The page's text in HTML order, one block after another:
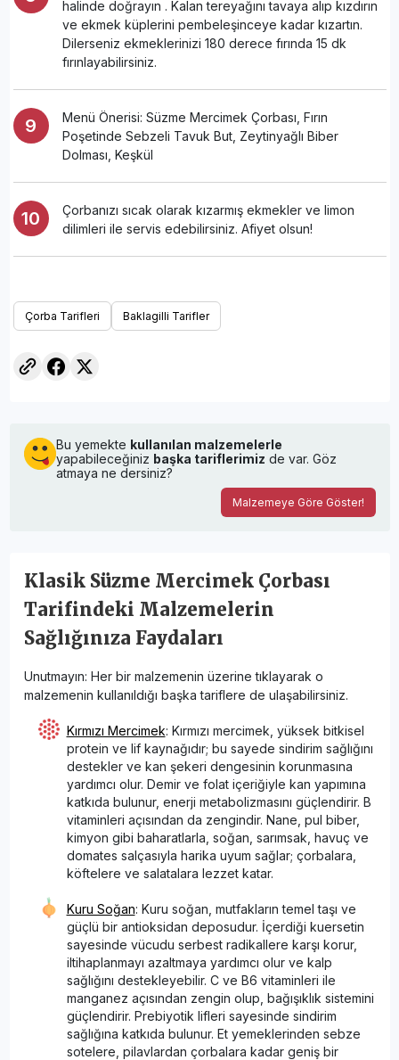
halinde doğrayın . Kalan tereyağını tavaya alıp kızdırın
ve ekmek küplerini pembeleşinceye kadar kızartın.
Dilerseniz ekmeklerinizi 180 derece fırında 15 dk
fırınlayabilirsiniz.
Menü Önerisi: Süzme Mercimek Çorbası, Fırın
Poşetinde Sebzeli Tavuk But, Zeytinyağlı Biber
Dolması, Keşkül
Çorbanızı sıcak olarak kızarmış ekmekler ve limon
dilimleri ile servis edebilirsiniz. Afiyet olsun!
Çorba Tarifleri Baklagilli Tarifler
Bu yemekte kullanılan malzemelerle
yapabileceğiniz başka tariflerimiz de var. Göz
atmaya ne dersiniz?
Malzemeye Göre Göster!
Klasik Süzme Mercimek Çorbası
Tarifindeki Malzemelerin
Sağlığınıza Faydaları
Unutmayın: Her bir malzemenin üzerine tıklayarak o
malzemenin kullanıldığı başka tariflere de ulaşabilirsiniz.
Kırmızı Mercimek: Kırmızı mercimek, yüksek bitkisel
protein ve lif kaynağıdır; bu sayede sindirim sağlığını
destekler ve kan şekeri dengesinin korunmasına
yardımcı olur. Demir ve folat içeriğiyle kan yapımına
katkıda bulunur, enerji metabolizmasını güçlendirir. B
vitaminleri açısından da zengindir. Nane, pul biber,
kimyon gibi baharatlarla, soğan, sarımsak, havuç ve
domates salçasıyla harika uyum sağlar; çorbalara,
köftelere ve salatalara lezzet katar.
Kuru Soğan: Kuru soğan, mutfakların temel taşı ve
güçlü bir antioksidan deposudur. İçerdiği kuersetin
sayesinde vücudu serbest radikallere karşı korur,
iltihaplanmayı azaltmaya yardımcı olur ve kalp
sağlığını destekleyebilir. C ve B6 vitaminleri ile
manganez açısından zengin olup, bağışıklık sistemini
güçlendirir. Prebiyotik lifleri sayesinde sindirim
sağlığına katkıda bulunur. Et yemeklerinden sebze
sotelere, pilavlardan çorbalara kadar geniş bir